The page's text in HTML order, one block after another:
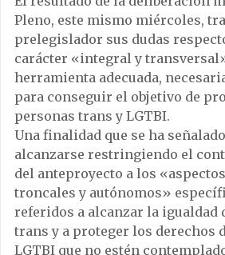
Pleno, este mismo miércoles,
prelegislador sus dudas
carácter «integral y
herramienta adecuada,
para conseguir el objetivo de
personas trans y LGTBI.
Una finalidad que se ha
alcanzarse restringiendo el
del anteproyecto a los
troncales y autónomos»
referidos a alcanzar la igualdad
trans y a proteger los derechos
LGTBI que no estén